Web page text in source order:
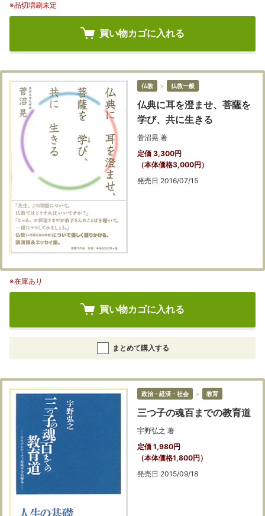
※品切増刷未定
買い物カゴに入れる
仏教 ＞ 仏教一般
仏典に耳を澄ませ、菩薩を
学び、共に生きる
菅沼晃 著
定価 3,300円
（本体価格3,000円）
発売日 2016/07/15
※在庫あり
買い物カゴに入れる
まとめて購入する
政治・経済・社会 ＞ 教育
三つ子の魂百までの教育道
宇野弘之 著
定価 1,980円
（本体価格1,800円）
発売日 2015/09/18